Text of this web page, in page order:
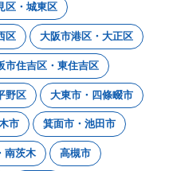
区・城東区
区 大阪市港区・大正区
市住吉区・東住吉区
野区 大東市・四條畷市
市 箕面市・池田市
南茨木 高槻市